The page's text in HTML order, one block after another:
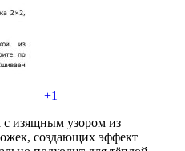
+1
с изящным узором из
создающих эффект